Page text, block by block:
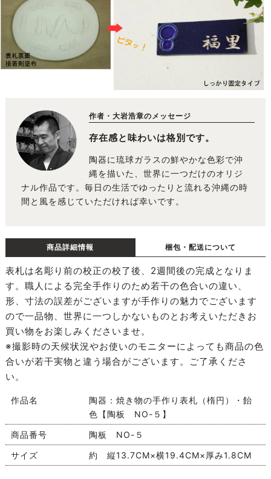
作者・大岩浩章のメッセージ
存在感と味わいは格別です。
陶器に琉球ガラスの鮮やかな色彩で沖
縄を描いた、世界に一つだけのオリジ
ナル作品です。毎日の生活でゆったりと流れる沖縄の時
間と風を感じていただければ幸いです。
商品詳細情報 梱包・配送について
表札は名彫り前の校正の校了後、2週間後の完成となりま
す。職人による完全手作りのため若干の色合いの違い、
形、寸法の誤差がございますが手作りの魅力でございます
ので一品物、世界に一つしかないものとお考えいただきお
買い物をお楽しみくださいませ。
※撮影時の天候状況やお使いのモニターによっても商品の色
合いが若干実物と違う場合がございます。ご了承くださ
い。
作品名
陶器：焼き物の手作り表札（楕円）・飴
色【陶板 NO-５】
商品番号
陶板 NO-５
サイズ
約 縦13.7CM×横19.4CM×厚み1.8CM